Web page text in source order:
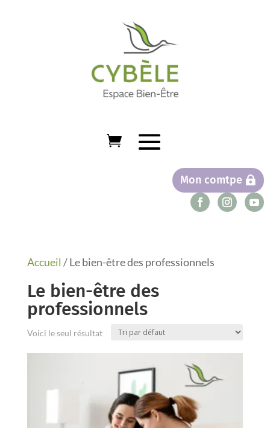
Mon comtpe
Accueil / Le bien-être des professionnels
Le bien-être des
professionnels
Voici le seul résultat